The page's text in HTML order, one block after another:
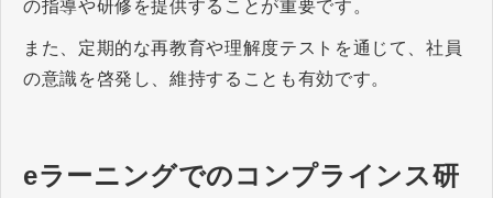
の指導や研修を提供することが重要です。
また、定期的な再教育や理解度テストを通じて、社員
の意識を啓発し、維持することも有効です。
eラーニングでのコンプラインス研